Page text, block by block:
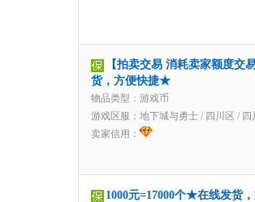
【拍卖交易 消耗卖家额度交
货，方便快捷★
物品类型：游戏币
游戏区服： 地下城与勇士 / 四川区 / 四
卖家信用：
1000元=17000个★在线发货